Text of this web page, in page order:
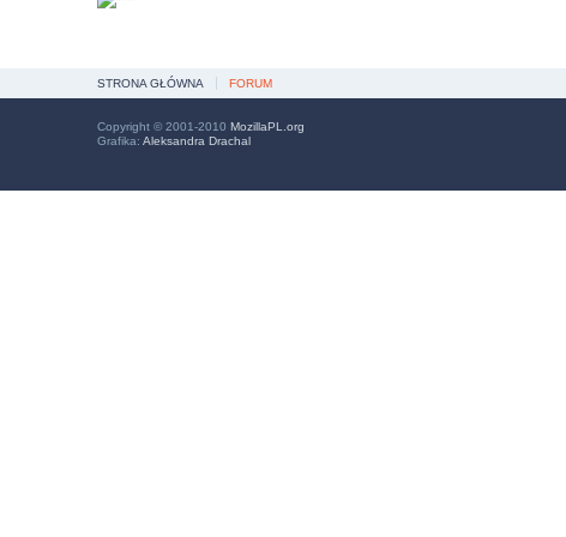
STRONA GŁÓWNA FORUM
Copyright © 2001-2010 MozillaPL.org
Grafika: Aleksandra Drachal